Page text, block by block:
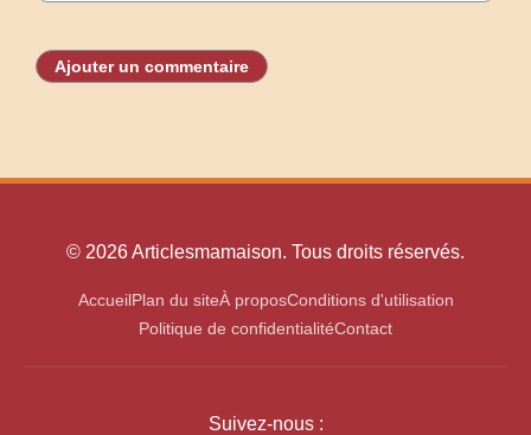
Ajouter un commentaire
© 2026 Articlesmamaison. Tous droits réservés.
AccueilPlan du siteÀ proposConditions d'utilisation
Politique de confidentialitéContact
Suivez-nous :